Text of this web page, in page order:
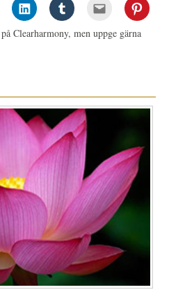
Clearharmony, men uppge gärna